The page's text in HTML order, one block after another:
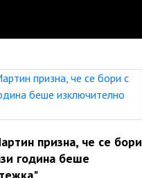
призна, че се бори
година беше